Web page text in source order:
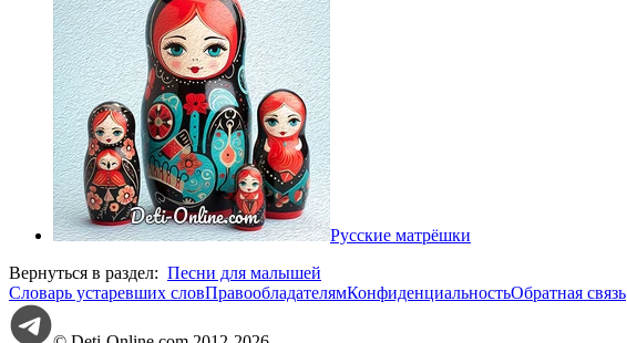
Русские матрёшки
Вернуться в раздел: Песни для малышей
Словарь устаревших словПравообладателямКонфиденциальностьОбратная связь